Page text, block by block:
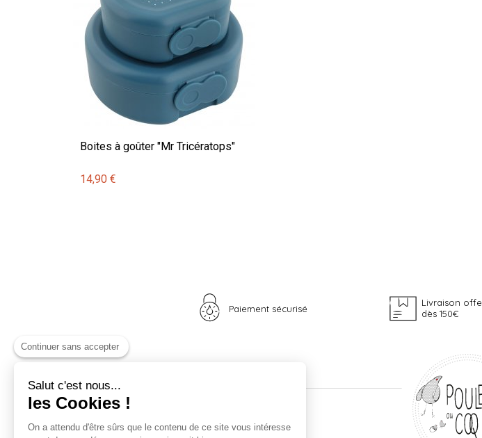
Boites à goûter "Mr Tricératops"
14,90 €
Paiement sécurisé
Livraison
dès 150€
Nos univers Informations
Continuer sans accepter
Salut c'est nous...
les Cookies !
On a attendu d'être sûrs que le contenu de ce site vous intéresse